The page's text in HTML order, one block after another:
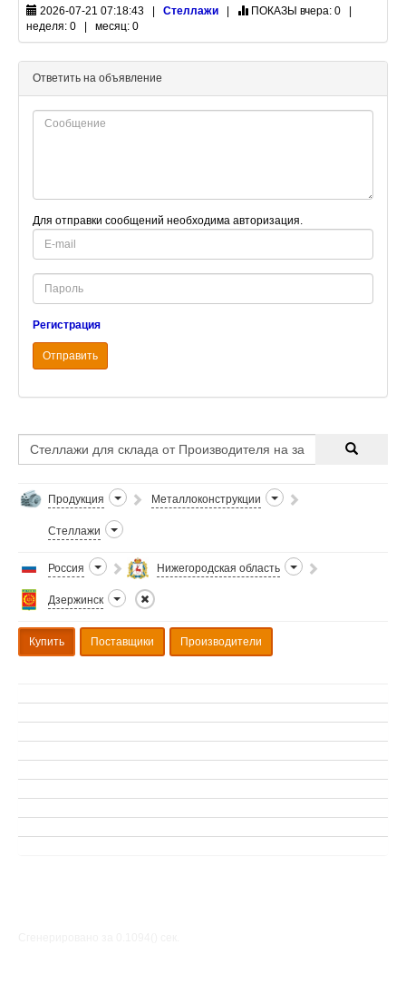
2026-07-21 07:18:43 | Стеллажи | ПОКАЗЫ вчера: 0 |
неделя: 0 | месяц: 0
Ответить на объявление
Для отправки сообщений необходима авторизация.
E-
mail
Password
Регистрация
Отправить
Продукция Металлоконструкции
Стеллажи
Россия Нижегородская область
Дзержинск
Купить Поставщики Производители